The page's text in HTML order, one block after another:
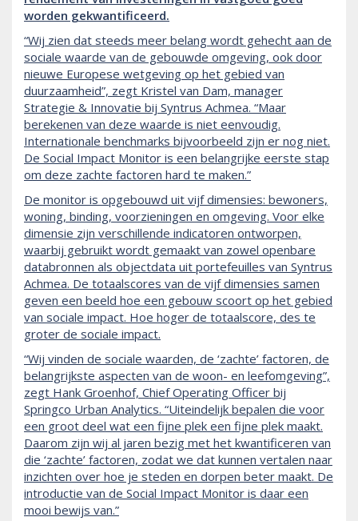
worden gekwantificeerd.
“Wij zien dat steeds meer belang wordt gehecht aan de
sociale waarde van de gebouwde omgeving, ook door
nieuwe Europese wetgeving op het gebied van
duurzaamheid”, zegt Kristel van Dam, manager
Strategie & Innovatie bij Syntrus Achmea. “Maar
berekenen van deze waarde is niet eenvoudig.
Internationale benchmarks bijvoorbeeld zijn er nog niet.
De Social Impact Monitor is een belangrijke eerste stap
om deze zachte factoren hard te maken.”
De monitor is opgebouwd uit vijf dimensies: bewoners,
woning, binding, voorzieningen en omgeving. Voor elke
dimensie zijn verschillende indicatoren ontworpen,
waarbij gebruikt wordt gemaakt van zowel openbare
databronnen als objectdata uit portefeuilles van Syntrus
Achmea. De totaalscores van de vijf dimensies samen
geven een beeld hoe een gebouw scoort op het gebied
van sociale impact. Hoe hoger de totaalscore, des te
groter de sociale impact.
“Wij vinden de sociale waarden, de ‘zachte’ factoren, de
belangrijkste aspecten van de woon- en leefomgeving”,
zegt Hank Groenhof, Chief Operating Officer bij
Springco Urban Analytics. “Uiteindelijk bepalen die voor
een groot deel wat een fijne plek een fijne plek maakt.
Daarom zijn wij al jaren bezig met het kwantificeren van
die ‘zachte’ factoren, zodat we dat kunnen vertalen naar
inzichten over hoe je steden en dorpen beter maakt. De
introductie van de Social Impact Monitor is daar een
mooi bewijs van.”